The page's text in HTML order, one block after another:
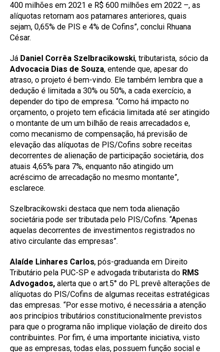
400 milhões em 2021 e R$ 600 milhões em 2022 –, as
alíquotas retornam aos patamares anteriores, quais
sejam, 0,65% de PIS e 4% de Cofins”, conclui Rhuana
César.
Já Daniel Corrêa Szelbracikowski, tributarista, sócio da
Advocacia Dias de Souza, entende que, apesar do
atraso, o projeto é bem-vindo. Ele também lembra que a
dedução é limitada a 30% ou 50%, a cada exercício, a
depender do tipo de empresa. “Como há impacto no
orçamento, o projeto tem eficácia limitada até ser atingido
o montante de um um bilhão de reais arrecadados e,
como mecanismo de compensação, há previsão de
elevação das alíquotas de PIS/Cofins sobre receitas
decorrentes de alienação de participação societária, dos
atuais 4,65% para 7%, enquanto não atingido um
acréscimo de arrecadação no mesmo montante”,
esclarece.
Szelbracikowski destaca que nem toda alienação
societária pode ser tributada pelo PIS/Cofins. “Apenas
aquelas decorrentes de investimentos registrados no
ativo circulante das empresas”.
Alaíde Linhares Carlos, pós-graduanda em Direito
Tributário pela PUC-SP e advogada tributarista do RMS
Advogados, alerta que o art.5° do PL prevê alterações de
alíquotas do PIS/Cofins de algumas receitas estratégicas
das empresas. “Por esse motivo, é necessária a atenção
aos princípios tributários constitucionalmente previstos
para que o programa não implique violação de direito dos
contribuintes. Por fim, é uma importante iniciativa, visto
que as empresas, todas elas, possuem função social e